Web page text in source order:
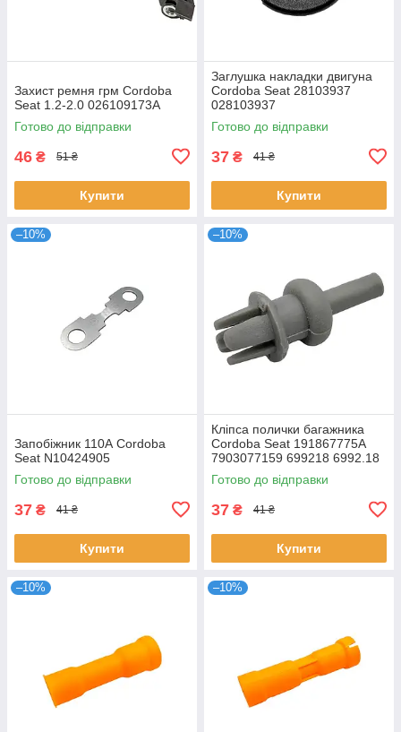
Захист ремня грм Cordoba
Seat 1.2-2.0 026109173A
Готово до відправки
46 ₴ 51 ₴
Купити
Заглушка накладки двигуна
Cordoba Seat 28103937
028103937
Готово до відправки
37 ₴ 41 ₴
Купити
–10%
Запобіжник 110А Cordoba
Seat N10424905
Готово до відправки
37 ₴ 41 ₴
Купити
–10%
Кліпса полички багажника
Cordoba Seat 191867775A
7903077159 699218 6992.18
Готово до відправки
37 ₴ 41 ₴
Купити
–10% –10%